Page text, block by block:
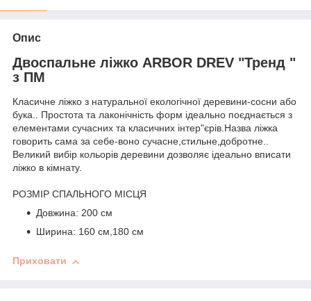
Опис
Двоспальне ліжко ARBOR DREV "Тренд "
з ПМ
Класичне ліжко з натуральної екологічної деревини-сосни або
бука.. Простота та лаконічність форм ідеально поєднається з
елементами сучасних та класичних інтер"єрів.Назва ліжка
говорить сама за себе-воно сучасне,стильне,добротне..
Великий вибір кольорів деревини дозволяє ідеально вписати
ліжко в кімнату.
РОЗМІР СПАЛЬНОГО МІСЦЯ
Довжина: 200 см
Ширина: 160 см,180 см
Приховати